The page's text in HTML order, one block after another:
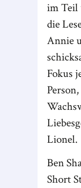
im Teil
die
Annie
Fokus
Lionel.
Ben
Short